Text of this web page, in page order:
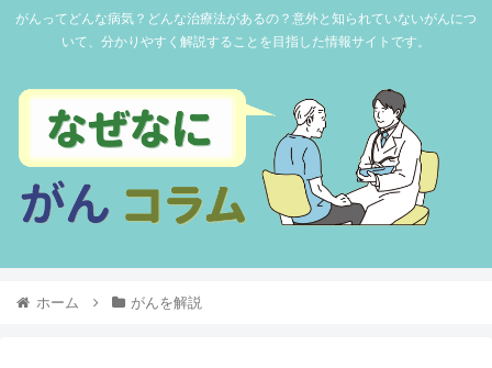
がんってどんな病気？どんな治療法があるの？意外と知られていないがんにつ
いて、分かりやすく解説することを目指した情報サイトです。
ホーム がんを解説